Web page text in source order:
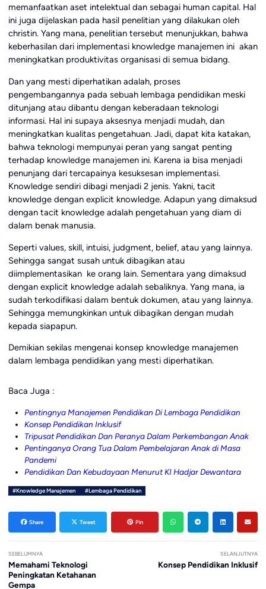
memanfaatkan aset intelektual dan sebagai human capital. Hal
ini juga dijelaskan pada hasil penelitian yang dilakukan oleh
christin. Yang mana, penelitian tersebut menunjukkan, bahwa
keberhasilan dari implementasi knowledge manajemen ini akan
meningkatkan produktivitas organisasi di semua bidang.
Dan yang mesti diperhatikan adalah, proses
pengembangannya pada sebuah lembaga pendidikan meski
ditunjang atau dibantu dengan keberadaan teknologi
informasi. Hal ini supaya aksesnya menjadi mudah, dan
meningkatkan kualitas pengetahuan. Jadi, dapat kita katakan,
bahwa teknologi mempunyai peran yang sangat penting
terhadap knowledge manajemen ini. Karena ia bisa menjadi
penunjang dari tercapainya kesuksesan implementasi.
Knowledge sendiri dibagi menjadi 2 jenis. Yakni, tacit
knowledge dengan explicit knowledge. Adapun yang dimaksud
dengan tacit knowledge adalah pengetahuan yang diam di
dalam benak manusia.
Seperti values, skill, intuisi, judgment, belief, atau yang lainnya.
Sehingga sangat susah untuk dibagikan atau
diimplementasikan ke orang lain. Sementara yang dimaksud
dengan explicit knowledge adalah sebaliknya. Yang mana, ia
sudah terkodifikasi dalam bentuk dokumen, atau yang lainnya.
Sehingga memungkinkan untuk dibagikan dengan mudah
kepada siapapun.
Demikian sekilas mengenai konsep knowledge manajemen
dalam lembaga pendidikan yang mesti diperhatikan.
Baca Juga :
Pentingnya Manajemen Pendidikan Di Lembaga Pendidikan
Konsep Pendidikan Inklusif
Tripusat Pendidikan Dan Peranya Dalam Perkembangan Anak
Pentinganya Orang Tua Dalam Pembelajaran Anak di Masa
Pandemi
Pendidikan Dan Kebudayaan Menurut KI Hadjar Dewantara
#Knowledge Manajemen #Lembaga Pendidikan
Share Tweet Pin
SEBELUMNYA
Memahami Teknologi
Peningkatan Ketahanan
Gempa
SELANJUTNYA
Konsep Pendidikan Inklusif